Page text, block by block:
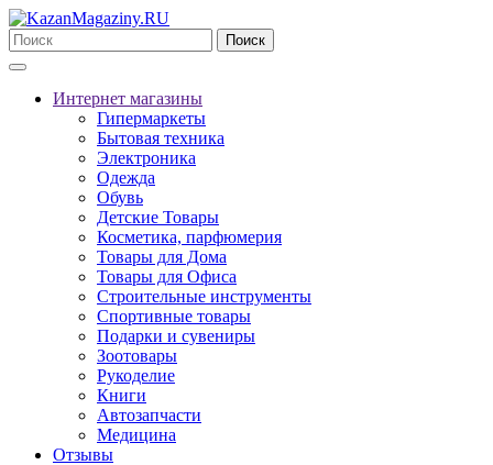
Поиск
Интернет магазины
Гипермаркеты
Бытовая техника
Электроника
Одежда
Обувь
Детские Товары
Косметика, парфюмерия
Товары для Дома
Товары для Офиса
Строительные инструменты
Спортивные товары
Подарки и сувениры
Зоотовары
Рукоделие
Книги
Автозапчасти
Медицина
Отзывы